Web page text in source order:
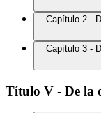
Capítulo 2 -
Capítulo 3 -
Título V - De la